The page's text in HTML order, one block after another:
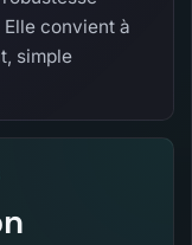
Elle convient à
simple